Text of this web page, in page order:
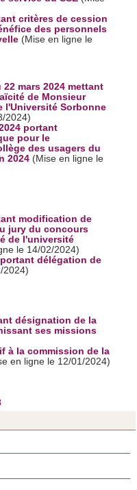
critères de cession
des personnels
(Mise en ligne le
22 mars 2024 mettant
de Monsieur
l'Université Sorbonne
2024)
portant
pour le
des usagers du
2024 (Mise en ligne le
modification de
jury du concours
de l'université
le 14/02/2024)
portant délégation de
2024)
désignation de la
ses missions
à la commission de la
en ligne le 12/01/2024)